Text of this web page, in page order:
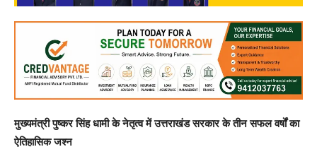
मुख्यमंत्री पुष्कर सिंह धामी के नेतृत्व में उत्तराखंड सरकार के तीन सफल वर्षों का
ऐतिहासिक जश्न